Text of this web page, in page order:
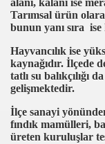
alanı, kalanı ise
Tarımsal ürün
bunun yanı sıra
Hayvancılık ise
kaynağıdır. İlçede
tatlı su balıkçılığı
gelişmektedir.
İlçe sanayi
fındık mamülleri,
üreten kuruluşlar